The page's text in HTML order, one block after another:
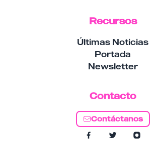
Recursos
Últimas Noticias
Portada
Newsletter
Contacto
Contáctanos